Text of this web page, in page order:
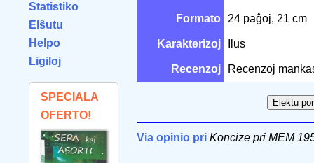
Statistiko
Elŝutu
Helpo
Ligiloj
SPECIALA
OFERTO!
Formato 24 paĝoj, 21 cm
Karakterizoj Ilus
Recenzoj Recenzoj
Via opinio pri Koncize pri MEM